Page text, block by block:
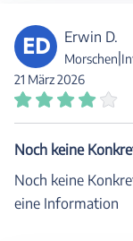
ED Erwin D.
Morschen|
21 März 2026
Noch keine
Noch keine
eine Information